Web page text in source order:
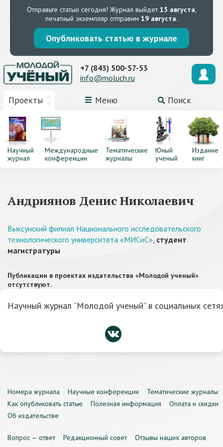
Отправьте статью сегодня! Журнал выйдет15 августа,
печатный экземпляр отправим 19 августа.
Опубликовать статью в журнале
Проекты Меню Поиск
+7 (843) 500-57-53
info@moluch.ru
Научный
журнал
Международные
конференции
Тематические
журналы
Юный
ученый
Издание
книг
Андриянов Денис Николаевич
Выксунский филиал Национального исследовательского
технологического университета «МИСиС», студент
магистратуры
Публикации в проектах издательства «Молодой ученый»
отсутствуют.
Научный журнал “Молодой ученый” в социальных
Номера журнала Научные конференции
Тематические журналы
Как опубликовать статью
Полезная информация
Оплата и скидки
Об издательстве
Вопрос — ответ Редакционный совет
Отзывы наших авторов